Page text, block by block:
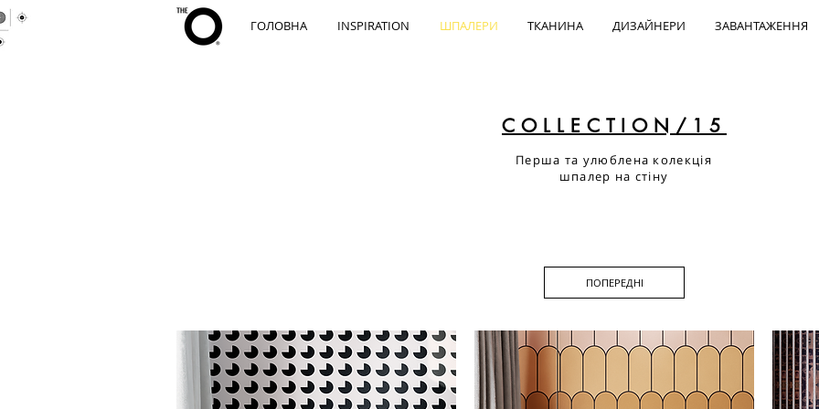
ГОЛОВНА INSPIRATION ШПАЛЕРИ ТКАНИНА ДИЗАЙНЕРИ ЗАВАНТАЖЕННЯ
COLLECTION /15
Перша та улюблена колекція
шпалер на стіну
ПОПЕРЕДНІ